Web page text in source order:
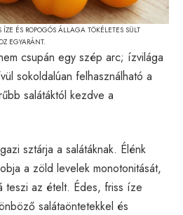
ÉS ROPOGÓS ÁLLAGA TÖKÉLETES SÜLT
EGYARÁNT.
csupán egy szép arc; ízvilága
sokoldalúan felhasználható a
salátáktól kezdve a
sztárja a salátáknak. Élénk
a zöld levelek monotonitását,
teszi az ételt. Édes, friss íze
salátaöntetekkel és